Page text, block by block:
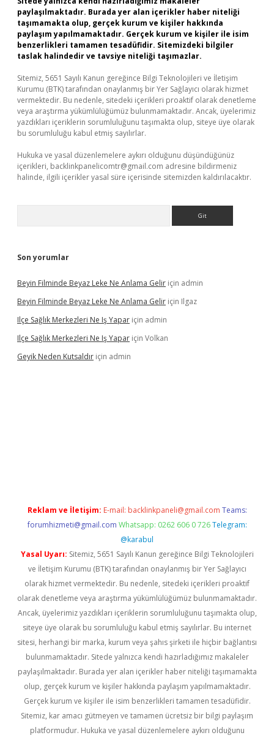
paylaşılmaktadır. Burada yer alan içerikler haber niteliği
taşımamakta olup, gerçek kurum ve kişiler hakkında
paylaşım yapılmamaktadır. Gerçek kurum ve kişiler ile isim
benzerlikleri tamamen tesadüfidir. Sitemizdeki bilgiler
taslak halindedir ve tavsiye niteliği taşımazlar.
Sitemiz, 5651 Sayılı Kanun gereğince Bilgi Teknolojileri ve İletişim
Kurumu (BTK) tarafından onaylanmış bir Yer Sağlayıcı olarak hizmet
vermektedir. Bu nedenle, sitedeki içerikleri proaktif olarak denetleme
veya araştırma yükümlülüğümüz bulunmamaktadır. Ancak, üyelerimiz
yazdıkları içeriklerin sorumluluğunu taşımakta olup, siteye üye olarak
bu sorumluluğu kabul etmiş sayılırlar.
Hukuka ve yasal düzenlemelere aykırı olduğunu düşündüğünüz
içerikleri, backlinkpanelicomtr@gmail.com adresine bildirmeniz
halinde, ilgili içerikler yasal süre içerisinde sitemizden kaldırılacaktır.
Son yorumlar
Beyin Filminde Beyaz Leke Ne Anlama Gelir için admin
Beyin Filminde Beyaz Leke Ne Anlama Gelir için Ilgaz
Ilçe Sağlık Merkezleri Ne Iş Yapar için admin
Ilçe Sağlık Merkezleri Ne Iş Yapar için Volkan
Geyik Neden Kutsaldır için admin
Reklam ve İletişim: E-mail: backlinkpaneli@gmail.com Teams:
forumhizmeti@gmail.com Whatsapp: 0262 606 0 726 Telegram:
@karabul
Yasal Uyarı: Sitemiz, 5651 Sayılı Kanun gereğince Bilgi Teknolojileri
ve İletişim Kurumu (BTK) tarafından onaylanmış bir Yer Sağlayıcı
olarak hizmet vermektedir. Bu nedenle, sitedeki içerikleri proaktif
olarak denetleme veya araştırma yükümlülüğümüz bulunmamaktadır.
Ancak, üyelerimiz yazdıkları içeriklerin sorumluluğunu taşımakta olup,
siteye üye olarak bu sorumluluğu kabul etmiş sayılırlar. Bu internet
sitesi, herhangi bir marka, kurum veya şahıs şirketi ile hiçbir bağlantısı
bulunmamaktadır. Sitede yalnızca kendi hazırladığımız makaleler
paylaşılmaktadır. Burada yer alan içerikler haber niteliği taşımamakta
olup, gerçek kurum ve kişiler hakkında paylaşım yapılmamaktadır.
Gerçek kurum ve kişiler ile isim benzerlikleri tamamen tesadüfidir.
Sitemiz, kar amacı gütmeyen ve tamamen ücretsiz bir bilgi paylaşım
platformudur. Hukuka ve yasal düzenlemelere aykırı olduğunu